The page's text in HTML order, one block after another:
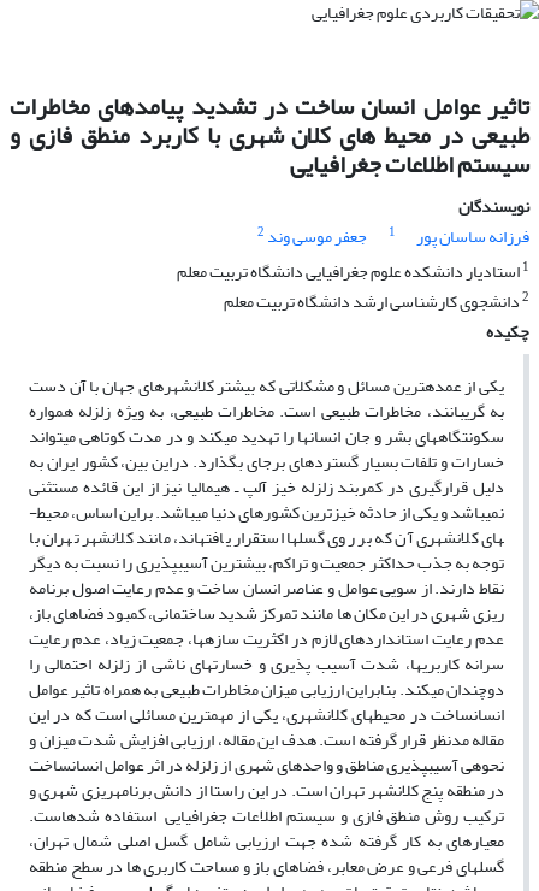
تاثیر عوامل انسان ساخت در تشدید پیامدهای مخاطرات
طبیعی در محیط های کلان شهری با کاربرد منطق فازی و
سیستم اطلاعات جغرافیایی
نویسندگان
فرزانه ساسان پور
1 جعفر موسی وند 2
1استادیار دانشکده علوم جغرافیایی دانشگاه تربیت معلم
2دانشجوی کارشناسی ارشد دانشگاه تربیت معلم
چکیده
یکی از عمده­ترین مسائل و مشکلاتی که بیشتر کلان­شهرهای جهان با آن دست
به گریبانند، مخاطرات طبیعی است. مخاطرات طبیعی، به ویژه زلزله همواره
سکونتگاه­های بشر و جان انسان­ها را تهدید می­کند و در مدت کوتاهی می­تواند
خسارات و تلفات بسیار گسترده­ای برجای بگذارد. دراین بین، کشور ایران به
دلیل قرارگیری در کمربند زلزله خیز آلپ ـ هیمالیا نیز از این قائده مستثنی
نمی­باشد و یکی از حادثه خیزترین کشورهای دنیا می­باشد. براین اساس، محیط­
های کلان­شهری آن که بر روی گسل­ها استقرار یافته­اند، مانند کلان­شهر تهران با
توجه به جذب حداکثر جمعیت و تراکم، بیشترین آسیب­پذیری را نسبت به دیگر
نقاط دارند. از سویی عوامل و عناصر انسان ساخت و عدم رعایت اصول برنامه
ریزی شهری در این مکان ها مانند تمرکز شدید ساختمانی، کمبود فضاهای باز،
عدم رعایت استاندارد­های لازم در اکثریت سازه­ها، جمعیت زیاد، عدم رعایت
سرانه­ کاربری­ها، شدت آسیب پذیری و خسارت­های ناشی از زلزله احتمالی را
دوچندان می­کند. بنابراین ارزیابی میزان مخاطرات طبیعی به همراه تاثیر عوامل
انسان­ساخت در محیط­های کلان­شهری، یکی از مهمترین مسائلی است که در این
مقاله مدنظر قرار گرفته است. هدف این مقاله، ارزیابی افزایش شدت میزان و
نحوه­ی آسیب­پذیری مناطق و واحدهای شهری از زلزله در اثر عوامل انسان­ساخت
در منطقه پنج کلان­شهر تهران است. در این راستا از دانش برنامه­ریزی شهری و
ترکیب روش منطق فازی و سیستم اطلاعات جغرافیایی استفاده شده­است.
معیارهای به کار گرفته شده جهت ارزیابی شامل گسل اصلی شمال تهران،
گسل­های فرعی و عرض معابر، فضاهای باز و مساحت کاربری ها در سطح منطقه